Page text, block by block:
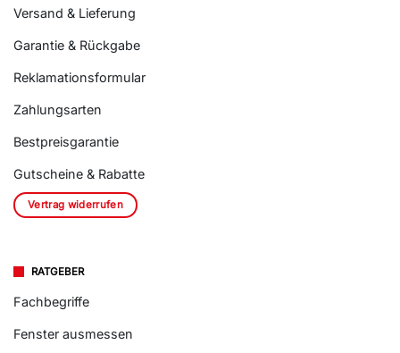
Versand & Lieferung
Garantie & Rückgabe
Reklamationsformular
Zahlungsarten
Bestpreisgarantie
Gutscheine & Rabatte
Vertrag widerrufen
RATGEBER
Fachbegriffe
Fenster ausmessen